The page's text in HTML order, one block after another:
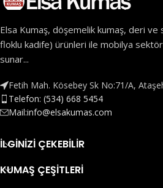
Elsa Kumaş, döşemelik kumaş, deri
floklu kadife) ürünleri ile mobilya
sunar...
Fetih Mah. Kösebey Sk No:71/A,
Telefon: (534) 668 5454
Mail:info@elsakumas.com
İLGINIZI ÇEKEBILIR
KUMAŞ ÇEŞITLERI